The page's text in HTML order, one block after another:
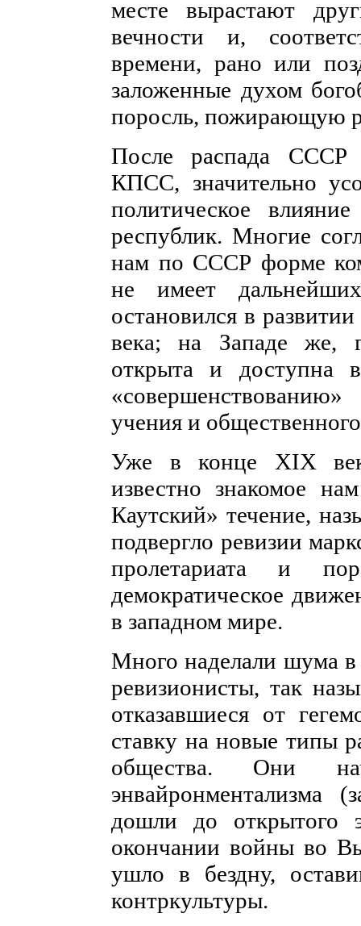
месте вырастают
вечности и,
времени, рано или
заложенные духом
поросль, пожирающую
После распада СССР
КПСС, значительно
политическое
республик. Многие
нам по СССР форме
не имеет
остановился в
века; на Западе же,
открыта и доступна
учения и
Уже в конце XIX
известно знакомое
Каутский» течение,
подвергло ревизии
пролетариата и
демократическое
в западном мире.
Много наделали шума
ревизионисты, так
отказавшиеся от
ставку на новые типы
общества. Они
дошли до открытого
окончании войны во
ушло в бездну,
контркультуры.